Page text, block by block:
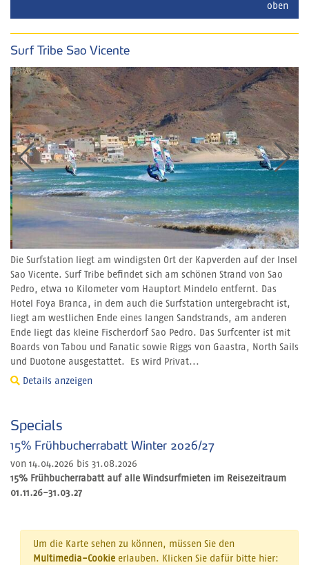
oben
Surf Tribe Sao Vicente
Die Surfstation liegt am windigsten Ort der Kapverden auf der Insel
Sao Vicente. Surf Tribe befindet sich am schönen Strand von Sao
Pedro, etwa 10 Kilometer vom Hauptort Mindelo entfernt. Das
Hotel Foya Branca, in dem auch die Surfstation untergebracht ist,
liegt am westlichen Ende eines langen Sandstrands, am anderen
Ende liegt das kleine Fischerdorf Sao Pedro. Das Surfcenter ist mit
Boards von Tabou und Fanatic sowie Riggs von Gaastra, North Sails
und Duotone ausgestattet. Es wird Privat...
Details anzeigen
Specials
15% Frühbucherrabatt Winter 2026/27
von 14.04.2026 bis 31.08.2026
15% Frühbucherrabatt auf alle Windsurfmieten im Reisezeitraum
01.11.26-31.03.27
Um die Karte sehen zu können, müssen Sie den
Multimedia-Cookieerlauben. Klicken Sie dafür bitte hier: